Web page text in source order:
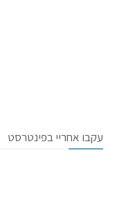
עקבו אחריי בפינטרסט